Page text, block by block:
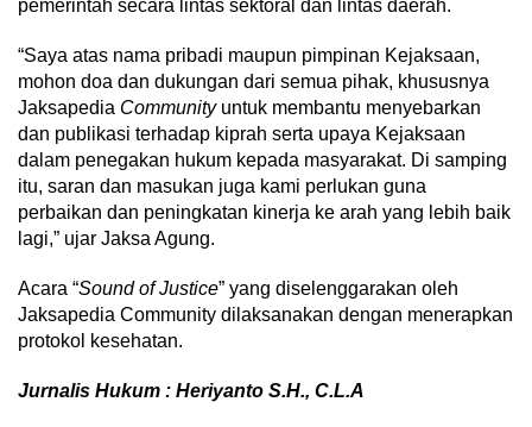
pemerintah secara lintas sektoral dan lintas daerah.
“Saya atas nama pribadi maupun pimpinan Kejaksaan,
mohon doa dan dukungan dari semua pihak, khususnya
Jaksapedia Communityuntuk membantu menyebarkan
dan publikasi terhadap kiprah serta upaya Kejaksaan
dalam penegakan hukum kepada masyarakat. Di samping
itu, saran dan masukan juga kami perlukan guna
perbaikan dan peningkatan kinerja ke arah yang lebih baik
lagi,” ujar Jaksa Agung.
Acara “Sound of Justice” yang diselenggarakan oleh
Jaksapedia Community dilaksanakan dengan menerapkan
protokol kesehatan.
Jurnalis Hukum : Heriyanto S.H., C.L.A